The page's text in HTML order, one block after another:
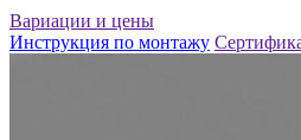
Вариации и цены
Инструкция по монтажу